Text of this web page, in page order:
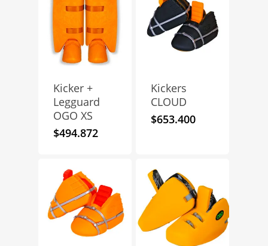
Kicker +
Legguard
OGO XS
$494.872
Kickers
CLOUD
$653.400